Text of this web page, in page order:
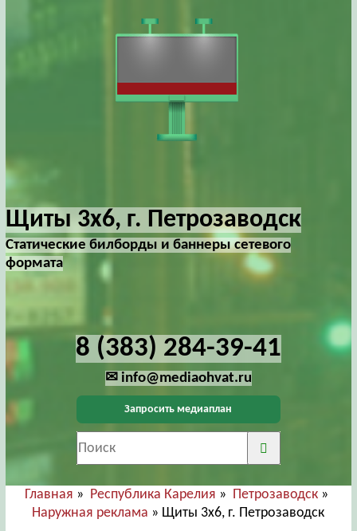
Щиты 3х6, г. Петрозаводск
Статические билборды и баннеры сетевого
формата
8 (383) 284-39-41
✉ info@mediaohvat.ru
Запросить медиаплан
Главная » Республика Карелия » Петрозаводск »
Наружная реклама » Щиты 3х6, г. Петрозаводск